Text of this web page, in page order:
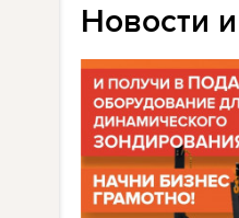
Новости